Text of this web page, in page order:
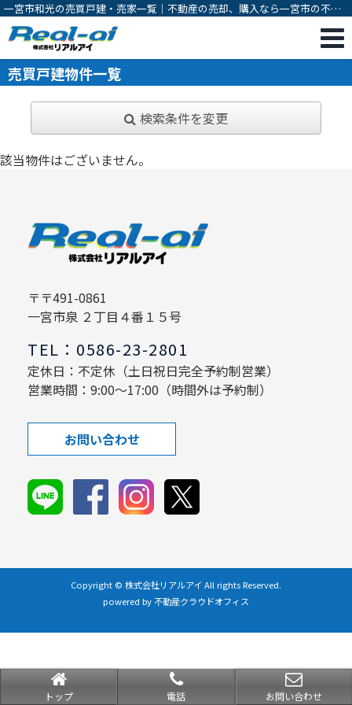
一宮市和光の売買戸建・売家一覧｜不動産の売却、購入なら一宮市の不動
産会社 株式会社リアルアイ
売買戸建物件一覧
検索条件を変更
該当物件はございません。
トップ 電話 お問い合わせ
〒〒491-0861
一宮市泉 ２丁目４番１５号
TEL：0586-23-2801
定休日：不定休（土日祝日完全予約制営業）
営業時間：9:00～17:00（時間外は予約制）
お問い合わせ
Copyright © 株式会社リアルアイ All rights Reserved.
powered by 不動産クラウドオフィス